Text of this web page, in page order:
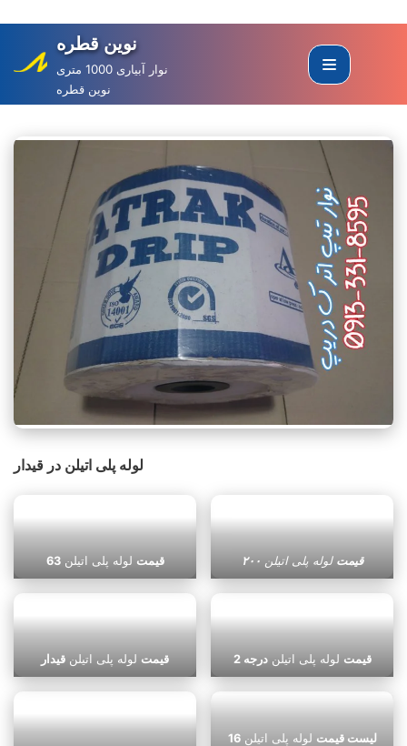
to
content
نوین قطره
نوار آبیاری 1000 متری
نوین قطره
لوله پلی اتیلن در قیدار
قیمت لوله پلی اتیلن63 قیمت لوله پلی اتیلن ۲۰۰
قیمت لوله پلی اتیلن قیدار قیمت لوله پلی اتیلندرجه 2
لیست قیمت لوله پلی اتیلن16